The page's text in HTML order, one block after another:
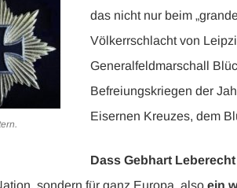
das nicht nur beim
Völkerrschlacht von
Generalfeldmarschall
Befreiungskriegen der
Eisernen Kreuzes, dem
Dass Gebhart
sondern für ganz Europa, also ein